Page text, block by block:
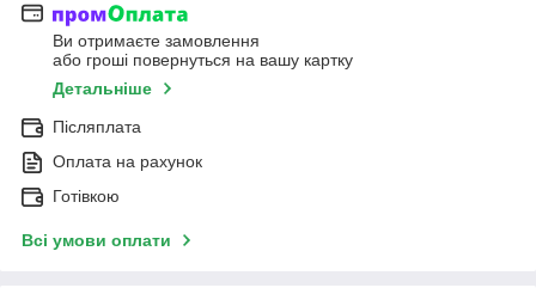
Ви отримаєте замовлення
або гроші повернуться на вашу картку
Детальніше
Післяплата
Оплата на рахунок
Готівкою
Всі умови оплати